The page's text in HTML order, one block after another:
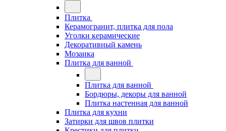
Плитка
Керамогранит, плитка для пола
Уголки керамические
Декоративный камень
Мозаика
Плитка для ванной
Плитка для ванной
Бордюры, декоры для ванной
Плитка настенная для ванной
Плитка для кухни
Затирки для швов плитки